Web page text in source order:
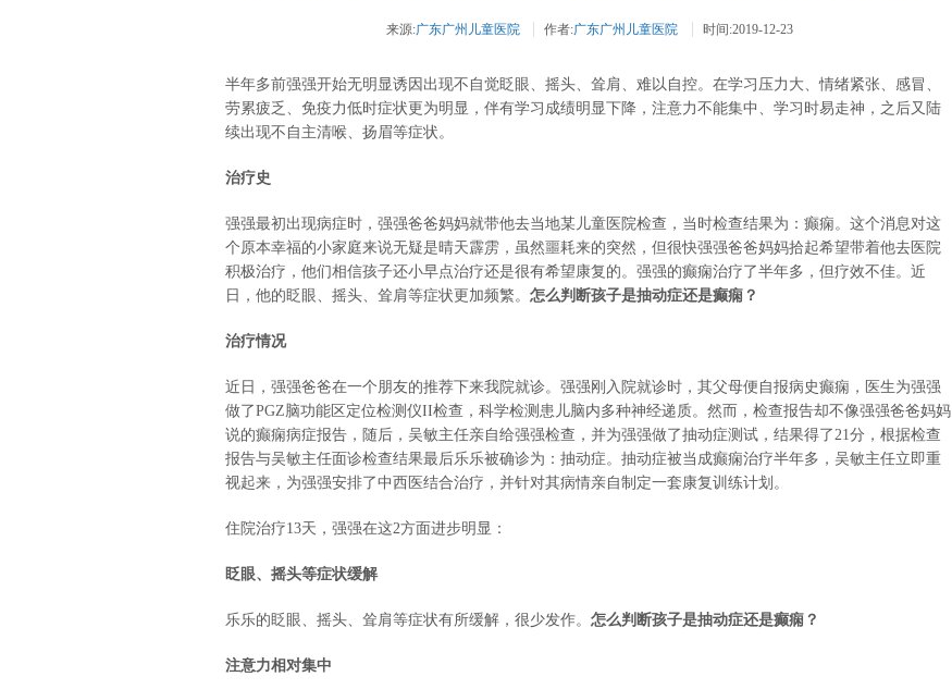
来源:广东广州儿童医院 作者:广东广州儿童医院 时间:2019-12-23
半年多前强强开始无明显诱因出现不自觉眨眼、摇头、耸肩、难以自控。在学习压力大、情绪紧张、感冒、
劳累疲乏、免疫力低时症状更为明显，伴有学习成绩明显下降，注意力不能集中、学习时易走神，之后又陆
续出现不自主清喉、扬眉等症状。
治疗史
强强最初出现病症时，强强爸爸妈妈就带他去当地某儿童医院检查，当时检查结果为：癫痫。这个消息对这
个原本幸福的小家庭来说无疑是晴天霹雳，虽然噩耗来的突然，但很快强强爸爸妈妈拾起希望带着他去医院
积极治疗，他们相信孩子还小早点治疗还是很有希望康复的。强强的癫痫治疗了半年多，但疗效不佳。近
日，他的眨眼、摇头、耸肩等症状更加频繁。 怎么判断孩子是抽动症还是癫痫？
治疗情况
近日，强强爸爸在一个朋友的推荐下来我院就诊。强强刚入院就诊时，其父母便自报病史癫痫，医生为强强
做了PGZ脑功能区定位检测仪II检查，科学检测患儿脑内多种神经递质。然而，检查报告却不像强强爸爸妈妈
说的癫痫病症报告，随后，吴敏主任亲自给强强检查，并为强强做了抽动症测试，结果得了21分，根据检查
报告与吴敏主任面诊检查结果最后乐乐被确诊为：抽动症。抽动症被当成癫痫治疗半年多，吴敏主任立即重
视起来，为强强安排了中西医结合治疗，并针对其病情亲自制定一套康复训练计划。
住院治疗13天，强强在这2方面进步明显：
眨眼、摇头等症状缓解
乐乐的眨眼、摇头、耸肩等症状有所缓解，很少发作。 怎么判断孩子是抽动症还是癫痫？
注意力相对集中